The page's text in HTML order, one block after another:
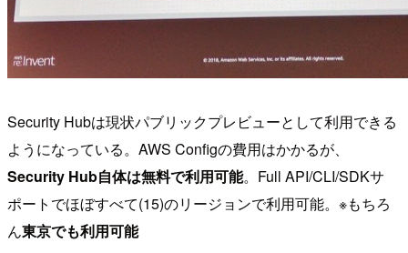
Security Hubは現状パブリックプレビューとして利用できる
ようになっている。AWS Configの費用はかかるが、
Security Hub自体は無料で利用可能。Full API/CLI/SDKサ
ポートでほぼすべて(15)のリージョンで利用可能。※もちろ
ん東京でも利用可能